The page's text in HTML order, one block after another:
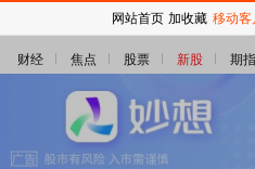
财经 焦点 股票 新股 期指
网站首页 加收藏 移动客